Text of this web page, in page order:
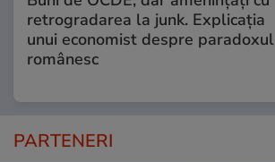
retrogradarea la junk. Explicația
unui economist despre paradoxul
românesc
PARTENERI